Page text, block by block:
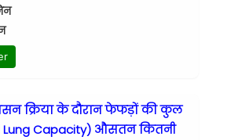
क्रिया के दौरान फेफड़ों की कुल
Lung Capacity) औसतन कितनी